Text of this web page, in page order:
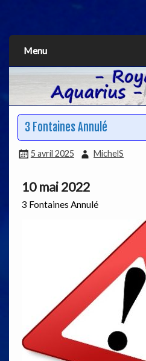
Menu
3 Fontaines Annulé
5 avril 2025 MichelS
10 mai 2022
3 Fontaines Annulé